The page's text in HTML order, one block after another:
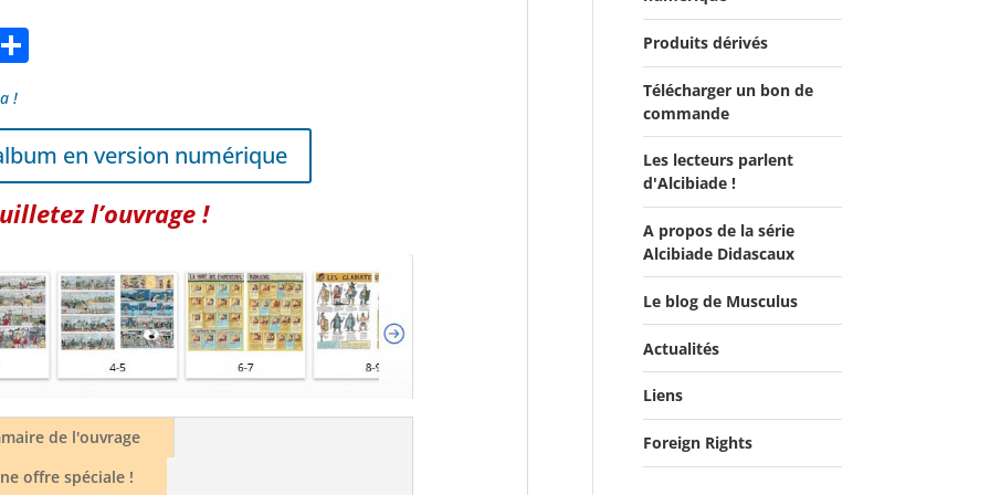
ta
g
er
!
en version numérique
l’ouvrage !
de l'ouvrage
offre spéciale !
Produits dérivés
Télécharger un bon de
commande
Les lecteurs parlent
d'Alcibiade !
Les lecteurs en parlent -
Livre d'0r
Flipbook Exposé
Alcibiade Didascaux
A propos de la série
Alcibiade Didascaux
Le blog de Musculus
Actualités
Actualités
Salons du Livre
Liens
Foreign Rights